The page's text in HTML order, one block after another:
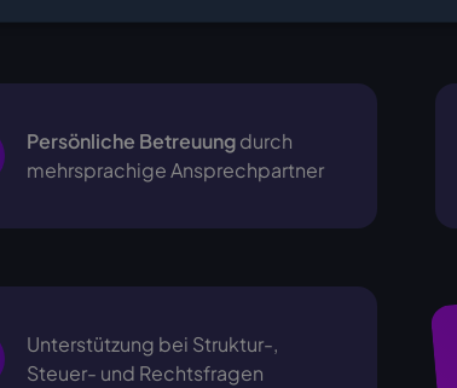
Persönliche Betreuungdurch
mehrsprachige Ansprechpartner
Unterstützung bei Struktur-,
Steuer- und Rechtsfragen